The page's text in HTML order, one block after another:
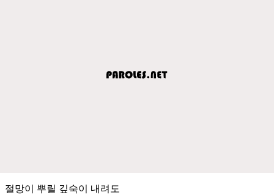
절망이 뿌릴 깊숙이 내려도